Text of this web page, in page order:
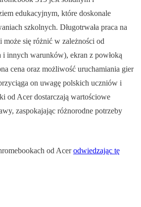
edukacyjnym, które doskonale
szkolnych. Długotrwała praca na
może się różnić w zależności od
i innych warunków), ekran z powłoką
cena oraz możliwość uruchamiania gier
on uwagę polskich uczniów i
od Acer dostarczają wartościowe
zaspokajając różnorodne potrzeby
od Acerodwiedzając tę